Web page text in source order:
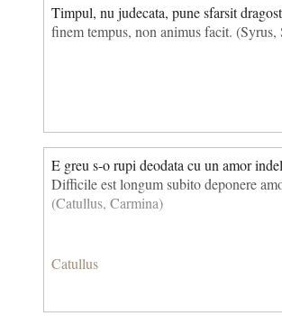
Timpul, nu judecata, pune sfarsit
finem tempus, non animus facit. (Syrus,
E greu s-o rupi deodata cu un amor
Difficile est longum subito deponere
(Catullus, Carmina)
Catullus